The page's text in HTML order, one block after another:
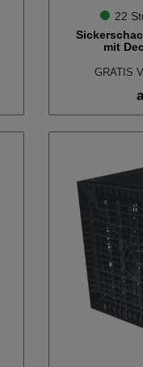
22
mit
GRATIS